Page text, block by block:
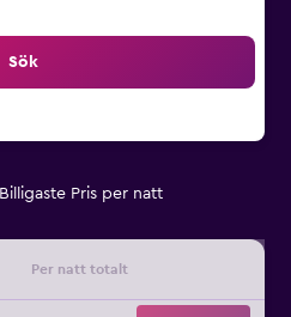
Sök
Billigaste Pris per natt
Per natt totalt